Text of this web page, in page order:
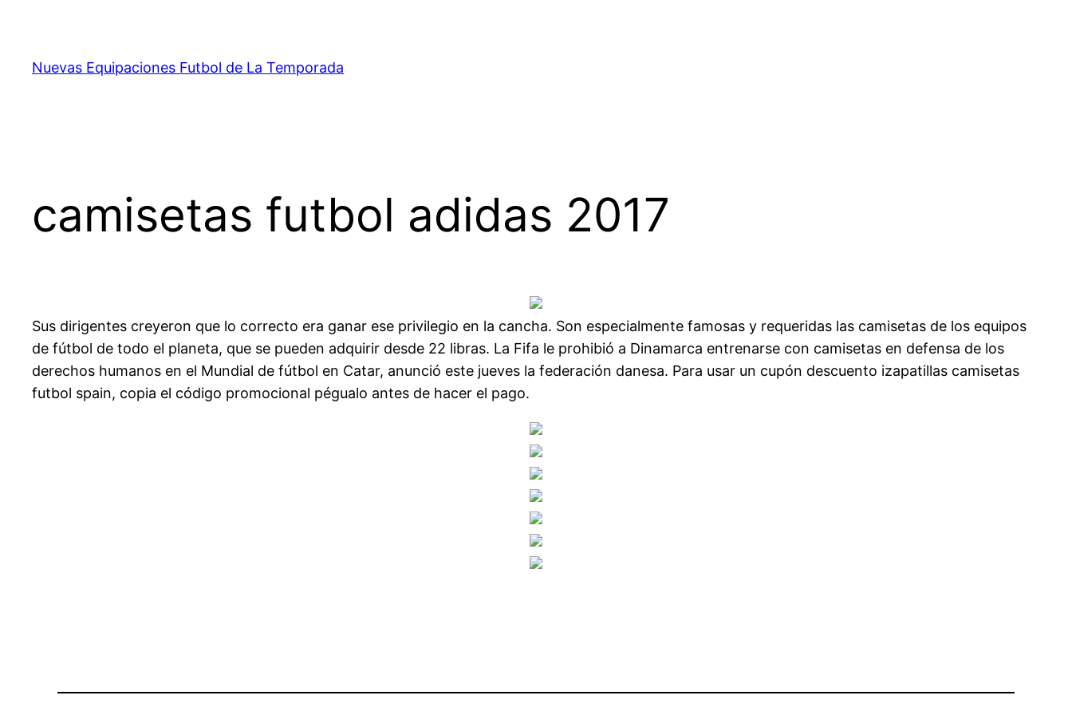
contenido
Nuevas Equipaciones Futbol de La Temporada
camisetas futbol adidas 2017
Sus dirigentes creyeron que lo correcto era ganar ese privilegio en la cancha. Son especialmente famosas y requeridas las camisetas de los equipos
de fútbol de todo el planeta, que se pueden adquirir desde 22 libras. La Fifa le prohibió a Dinamarca entrenarse con camisetas en defensa de los
derechos humanos en el Mundial de fútbol en Catar, anunció este jueves la federación danesa. Para usar un cupón descuento izapatillas camisetas
futbol spain, copia el código promocional pégualo antes de hacer el pago.